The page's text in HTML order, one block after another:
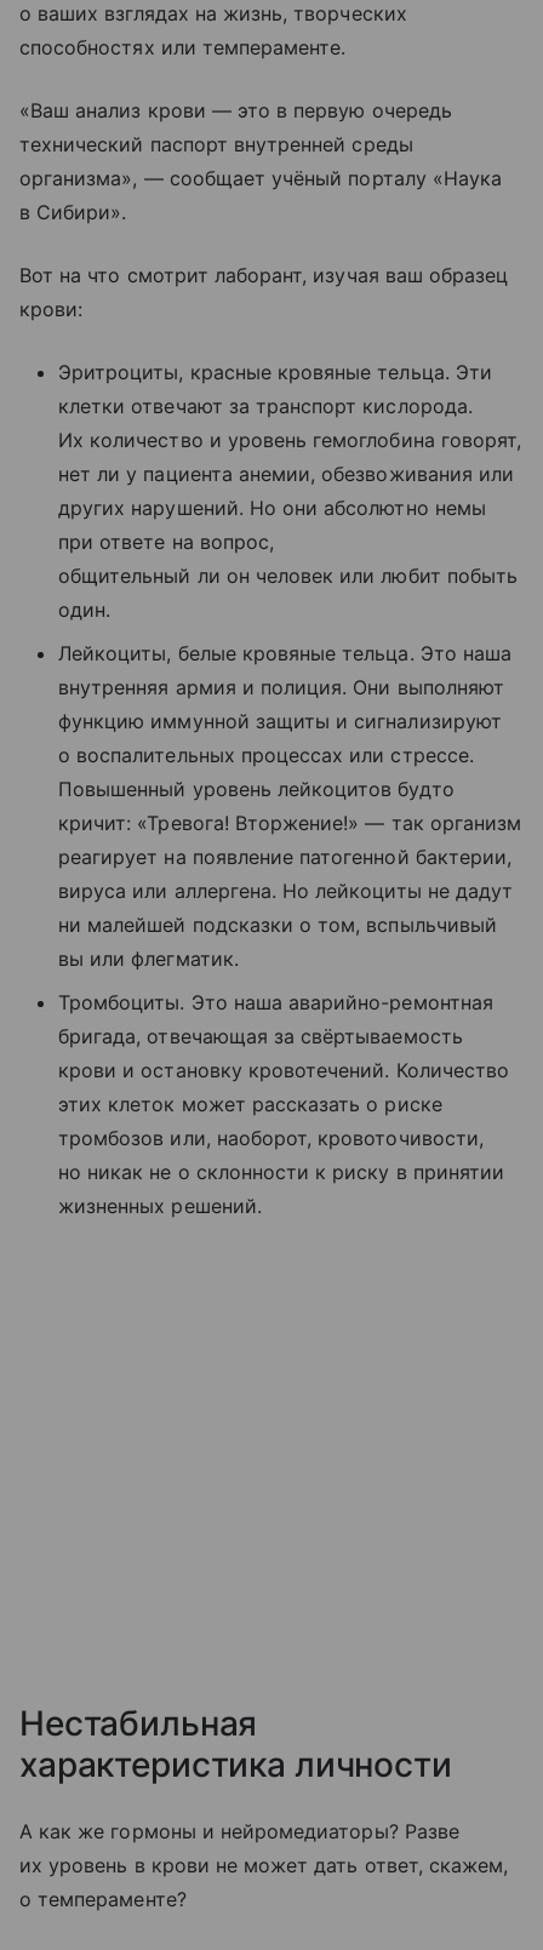
о ваших взглядах на жизнь, творческих
способностях или темпераменте.
«Ваш анализ крови — это в первую очередь
технический паспорт внутренней среды
организма», — сообщает учёный порталу «Наука
в Сибири».
Вот на что смотрит лаборант, изучая ваш образец
крови:
Эритроциты, красные кровяные тельца. Эти
клетки отвечают за транспорт кислорода.
Их количество и уровень гемоглобина говорят,
нет ли у пациента анемии, обезвоживания или
других нарушений. Но они абсолютно немы
при ответе на вопрос,
общительный ли он человек или любит побыть
один.
Лейкоциты, белые кровяные тельца. Это наша
внутренняя армия и полиция. Они выполняют
функцию иммунной защиты и сигнализируют
о воспалительных процессах или стрессе.
Повышенный уровень лейкоцитов будто
кричит: «Тревога! Вторжение!» — так организм
реагирует на появление патогенной бактерии,
вируса или аллергена. Но лейкоциты не дадут
ни малейшей подсказки о том, вспыльчивый
вы или флегматик.
Тромбоциты. Это наша аварийно-ремонтная
бригада, отвечающая за свёртываемость
крови и остановку кровотечений. Количество
этих клеток может рассказать о риске
тромбозов или, наоборот, кровоточивости,
но никак не о склонности к риску в принятии
жизненных решений.
Нестабильная
характеристика личности
А как же гормоны и нейромедиаторы? Разве
их уровень в крови не может дать ответ, скажем,
о темпераменте?